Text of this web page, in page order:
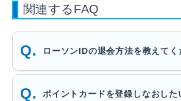
関連するFAQ
ローソンIDの退会方法を教えてく
ポイントカードを登録しなおした